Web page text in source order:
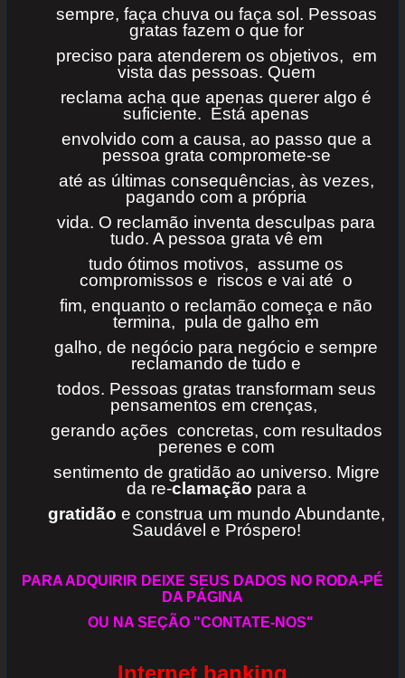
sempre, faça chuva ou faça sol. Pessoas
gratas fazem o que for
preciso para atenderem os objetivos, em
vista das pessoas. Quem
reclama acha que apenas querer algo é
suficiente. Está apenas
envolvido com a causa, ao passo que a
pessoa grata compromete-se
até as últimas consequências, às vezes,
pagando com a própria
vida. O reclamão inventa desculpas para
tudo. A pessoa grata vê em
tudo ótimos motivos, assume os
compromissos e riscos e vai até o
fim, enquanto o reclamão começa e não
termina, pula de galho em
galho, de negócio para negócio e sempre
reclamando de tudo e
todos. Pessoas gratas transformam seus
pensamentos em crenças,
gerando ações concretas, com resultados
perenes e com
sentimento de gratidão ao universo. Migre
da re-clamação para a
gratidão e construa um mundo Abundante,
Saudável e Próspero!
PARA ADQUIRIR DEIXE SEUS DADOS NO RODA-PÉ
DA PÁGINA
OU NA SEÇÃO "CONTATE-NOS"
Internet banking